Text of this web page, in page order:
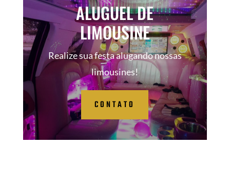
ALUGUEL DE
LIMOUSINE
Realize sua festa alugando nossas
limousines!
CONTATO